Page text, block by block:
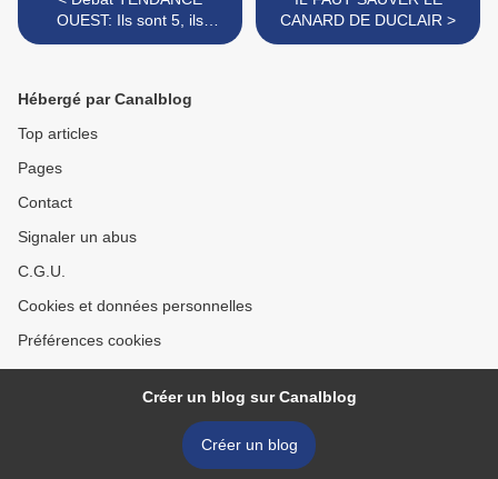
OUEST: Ils sont 5, ils
devaient être 4 mais ils ne
CANARD DE DUCLAIR >
Hébergé par Canalblog
Top articles
Pages
Contact
Signaler un abus
C.G.U.
Cookies et données personnelles
Préférences cookies
Créer un blog sur Canalblog
Créer un blog